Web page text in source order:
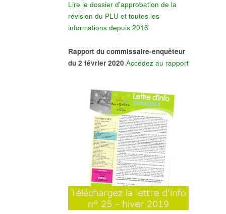
Lire le dossier d'approbation de la
révision du PLU et toutes les
informations depuis 2016
Rapport du commissaire-enquêteur
du 2 février 2020 Accédez au rapport